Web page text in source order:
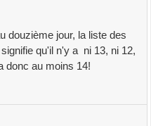
douzième jour, la liste des
qu'il n'y a ni 13, ni 12,
donc au moins 14!